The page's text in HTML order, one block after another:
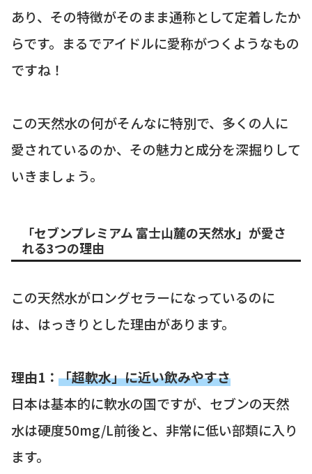
あり、その特徴がそのまま通称として定着したか
らです。まるでアイドルに愛称がつくようなもの
ですね！
この天然水の何がそんなに特別で、多くの人に
愛されているのか、その魅力と成分を深掘りして
いきましょう。
「セブンプレミアム 富士山麓の天然水」が愛さ
れる3つの理由
この天然水がロングセラーになっているのに
は、はっきりとした理由があります。
理由1： 「超軟水」に近い飲みやすさ
日本は基本的に軟水の国ですが、セブンの天然
水は硬度50mg/L前後と、非常に低い部類に入り
ます。